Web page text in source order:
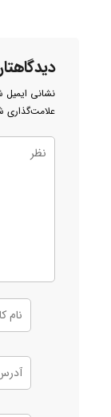
نشانی ایمیل
علامت‌گذاری